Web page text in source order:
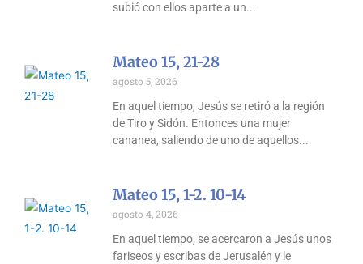
subió con ellos aparte a un
Mateo 15, 21-28
agosto 5, 2026
En aquel tiempo, Jesús se retiró a la región
de Tiro y Sidón. Entonces una mujer
cananea, saliendo de uno de aquellos
Mateo 15, 1-2. 10-14
agosto 4, 2026
En aquel tiempo, se acercaron a Jesús unos
fariseos y escribas de Jerusalén y le